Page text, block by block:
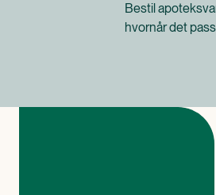
Bestil
hvornår det